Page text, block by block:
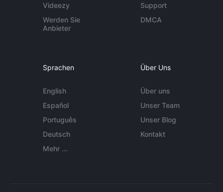
Videezy
Werden Sie
Anbieter
Support
DMCA
Sprachen
English
Español
Português
Deutsch
Mehr ...
Über Uns
Über uns
Unser Team
Unser Blog
Kontakt